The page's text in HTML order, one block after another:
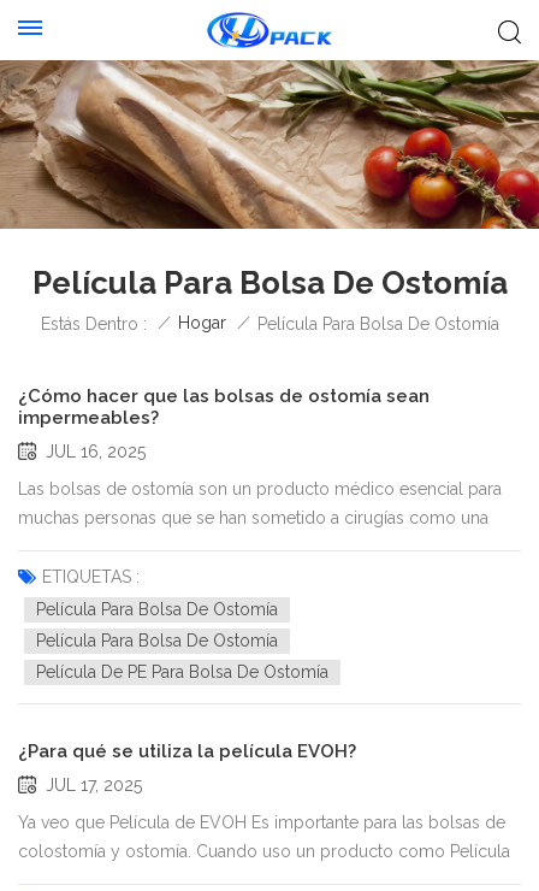
Película Para Bolsa De Ostomía
Estás Dentro : / Hogar / Película Para Bolsa De Ostomía
¿Cómo hacer que las bolsas de ostomía sean
impermeables?
JUL 16, 2025
Las bolsas de ostomía son un producto médico esencial para
muchas personas que se han sometido a cirugías como una
colostomía o una ileostomía. Una de sus características más
importantes es su impermeabilidad. Una bolsa de ostomía
impermeable permite a los usuarios ducharse, nadar o realizar
sus ac...
ETIQUETAS :
Película Para Bolsa De Ostomía
Película Para Bolsa De Ostomía
Película De PE Para Bolsa De Ostomía
¿Para qué se utiliza la película EVOH?
JUL 17, 2025
Ya veo que Película de EVOH Es importante para las bolsas de
colostomía y ostomía. Cuando uso un producto como Película
para bolsa de colostomía de xhpakMe siento seguro porque la